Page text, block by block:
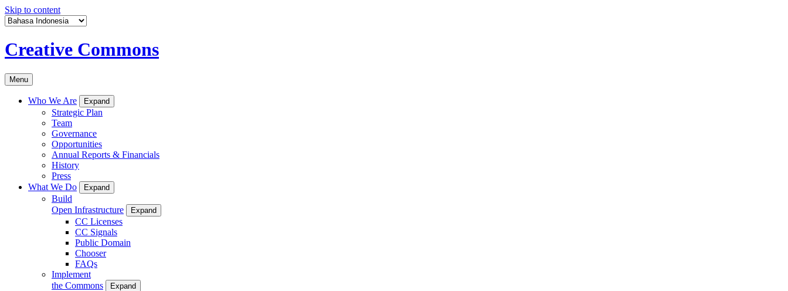
Skip to content
Creative Commons
Menu
Who We Are Expand
Strategic Plan
Team
Governance
Opportunities
Annual Reports & Financials
History
Press
What We Do
Expand
Build
Open Infrastructure
Expand
CC Licenses
CC Signals
Public Domain
Chooser
FAQs
Implement
the Commons
Expand